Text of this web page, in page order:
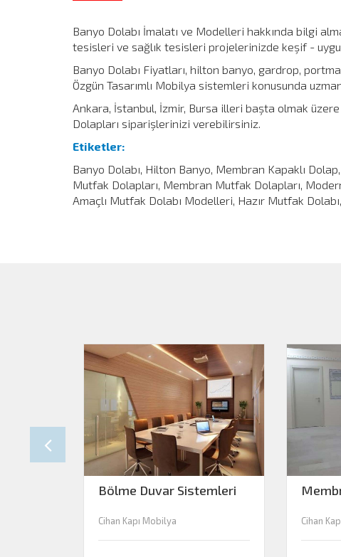
Banyo Dolabı İmalatı ve Modelleri hakkında bilgi
tesisleri ve sağlık tesisleri projelerinizde keşif -
Banyo Dolabı Fiyatları, hilton banyo, gardrop,
Özgün Tasarımlı Mobilya sistemleri konusunda
Ankara, İstanbul, İzmir, Bursa illeri başta olmak
Dolapları siparişlerinizi verebilirsiniz.
Etiketler:
Banyo Dolabı, Hilton Banyo, Membran Kapaklı
Mutfak Dolapları, Membran Mutfak Dolapları,
Amaçlı Mutfak Dolabı Modelleri, Hazır Mutfak
Bölme Duvar Sistemleri
Cihan Kapı Mobilya Cihan